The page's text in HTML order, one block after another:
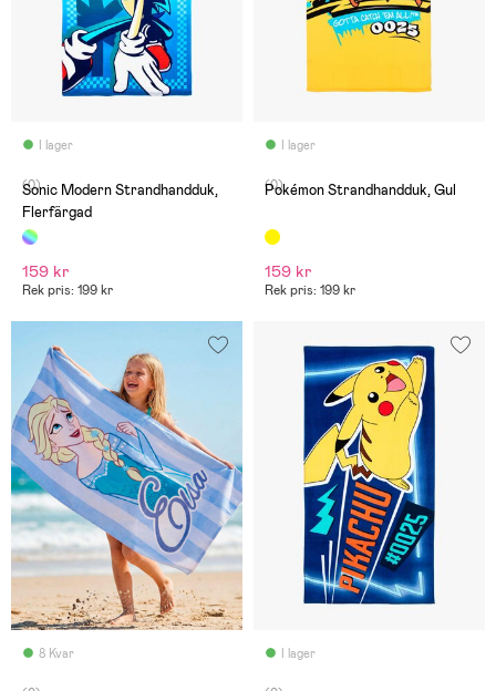
I lager
(0)
Sonic Modern Strandhandduk,
Flerfärgad
159 kr
Rek pris: 199 kr
I lager
(0)
Pokémon Strandhandduk, Gul
159 kr
Rek pris: 199 kr
8 Kvar I lager